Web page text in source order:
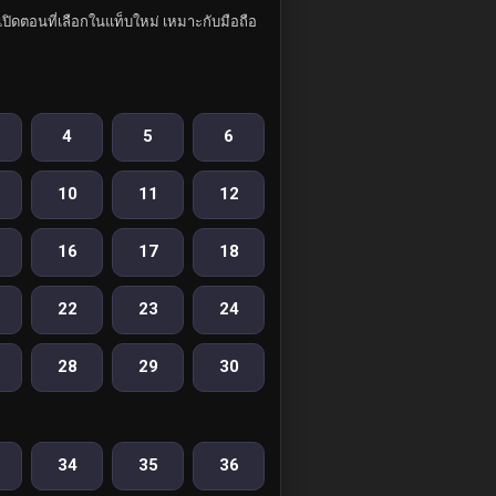
ดตอนที่เลือกในแท็บใหม่ เหมาะกับมือถือ
4 5 6
10 11 12
16 17 18
22 23 24
28 29 30
34 35 36